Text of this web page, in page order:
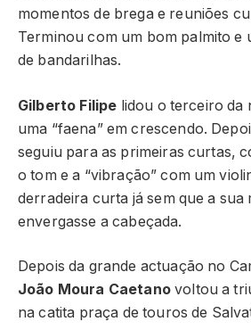
momentos de brega e reuniões
Terminou com um bom palmito e
de bandarilhas.
Gilberto Filipe lidou o terceiro da
uma “faena” em crescendo.
seguiu para as primeiras curtas,
o tom e a “vibração” com um
derradeira curta já sem que a sua
envergasse a cabeçada.
Depois da grande actuação no
João Moura Caetanovoltou a
na catita praça de touros de